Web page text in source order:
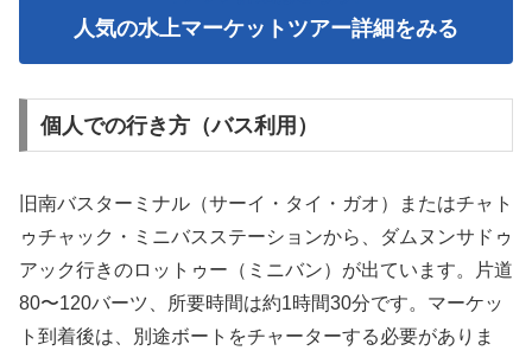
人気の水上マーケットツアー詳細をみる
個人での行き方（バス利用）
旧南バスターミナル（サーイ・タイ・ガオ）またはチャト
ゥチャック・ミニバスステーションから、ダムヌンサドゥ
アック行きのロットゥー（ミニバン）が出ています。片道
80〜120バーツ、所要時間は約1時間30分です。マーケッ
ト到着後は、別途ボートをチャーターする必要がありま